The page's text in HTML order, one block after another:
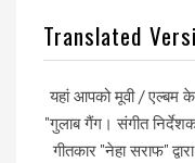
Translated
यहां आपको मूवी / एल्बम
"गुलाब गैंग। संगीत
गीतकार "नेहा सराफ"